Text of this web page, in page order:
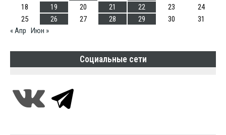
18
19 20 21 22 23
24
25
26 27 28 29 30
31
« Апр Июн »
Социальные сети